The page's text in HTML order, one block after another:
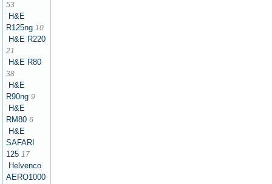
53
H&E
R125ng 10
H&E R220
21
H&E R80
38
H&E
R90ng 9
H&E
RM80 6
H&E
SAFARI
125 17
Helvenco
AERO1000